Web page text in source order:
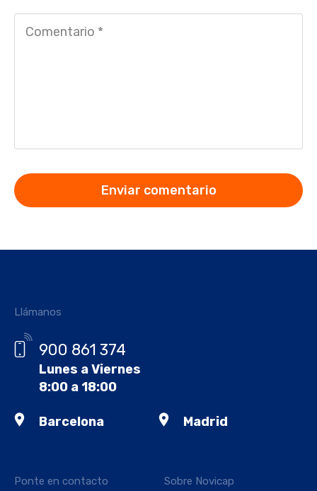
Ponte en contacto Sobre Novicap
Llámanos
900 861 374
Lunes a Viernes
8:00 a 18:00
Barcelona Madrid